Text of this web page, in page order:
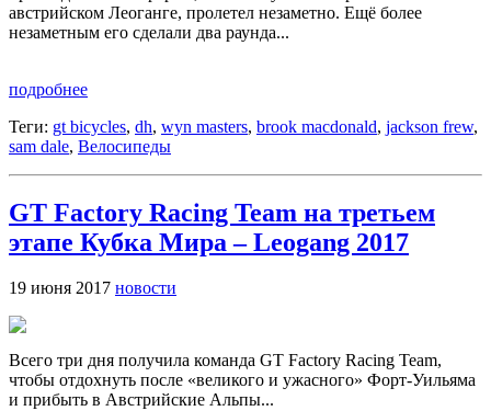
австрийском Леоганге, пролетел незаметно. Ещё более
незаметным его сделали два раунда...
подробнее
Теги: gt bicycles, dh, wyn masters, brook macdonald, jackson frew,
sam dale, Велосипеды
GT Factory Racing Team на третьем
этапе Кубка Мира – Leogang 2017
19 июня 2017 новости
Всего три дня получила команда GT Factory Racing Team,
чтобы отдохнуть после «великого и ужасного» Форт-Уильяма
и прибыть в Австрийские Альпы...